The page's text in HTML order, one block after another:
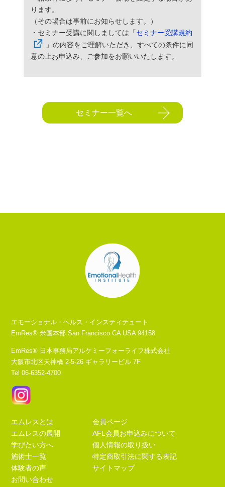
ります。
（その場合は事前にお知らせします。）
・セミナー受講に関しましては「 セミナー受講規約
」の内容をご理解いただき、すべての条件に同
意の上お申込み、ご参加をお願いいたします。
セミナー一覧へ
エモーショナル・ヘルス・インスティテュート
EmRes® 米国本部 San Francisco CA USA 94158
EmRes® 日本事務局アルケミーフォーライフ株式会社
大阪市北区天神橋 2-5-26 ギャラリービル 7F
Tel 06-6352-4700
エムレスとは
エムレスの展開
学びたい方へ
施術士一覧
体験者の声
お問い合わせ
会員ページ
AFL会員お申込みについて
個人情報の取り扱い
特定商取引法に関する表記
サイトマップ